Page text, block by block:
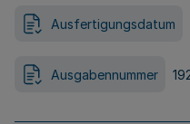
Ausfertigungsdatum
Ausgabennummer